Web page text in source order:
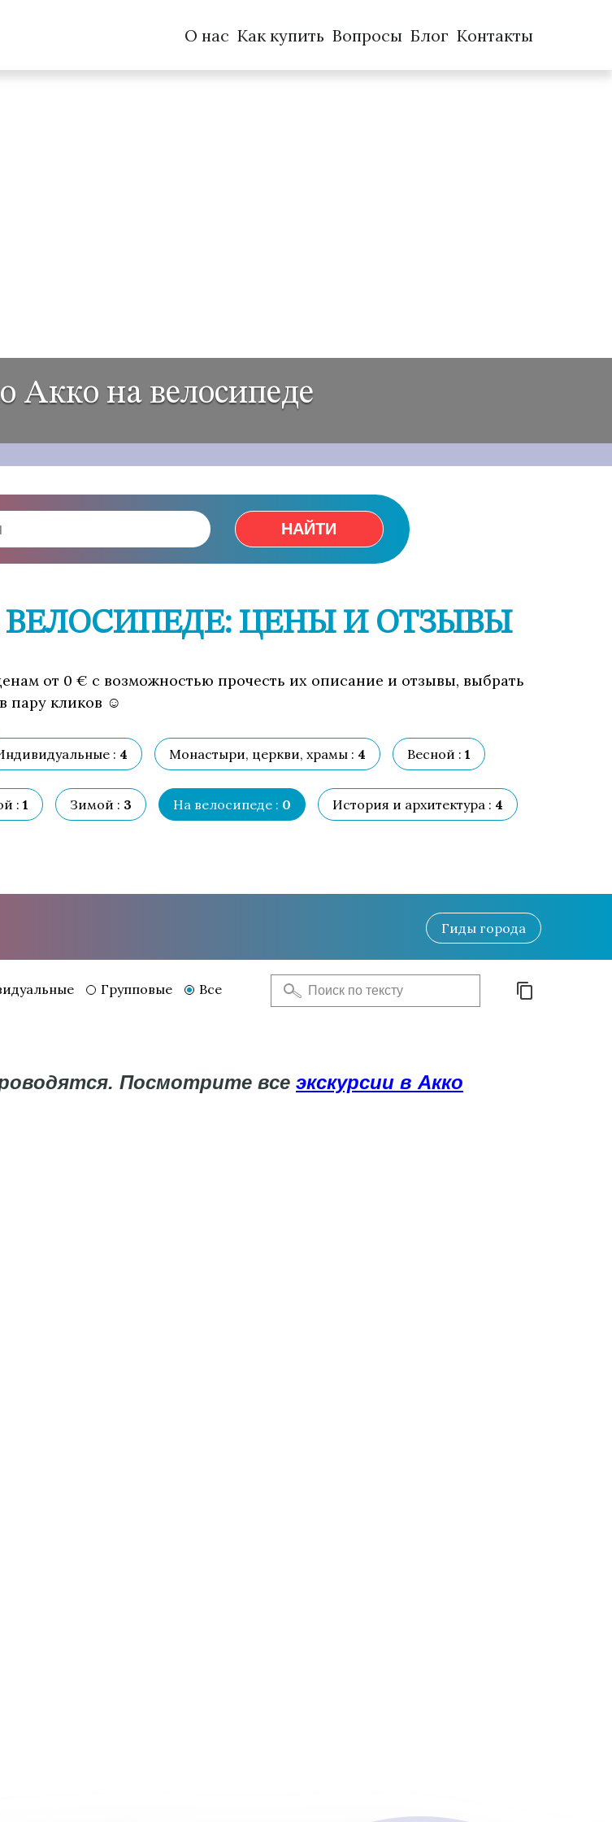
О нас Как купить Вопросы Блог Контакты
Акко на велосипеде
НАЙТИ
ЦЕНЫ И ОТЗЫВЫ
от 0 € с возможностью прочесть их описание и отзывы, выбрать
пару кликов ☺
: 4 Монастыри, церкви, храмы : 4 Весной : 1
: 1 Зимой : 3 На велосипеде : 0 История и архитектура : 4
Гиды города
Групповые Все
Посмотрите все экскурсии в Акко